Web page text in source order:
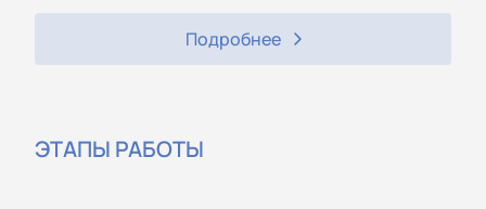
Подробнее
ЭТАПЫ РАБОТЫ